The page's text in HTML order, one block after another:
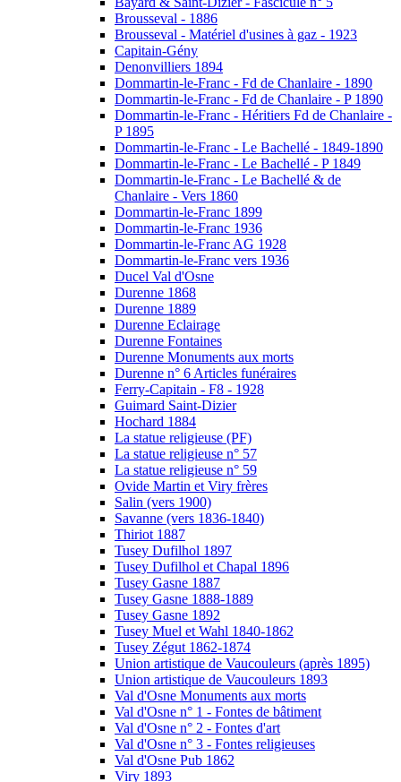
Brousseval - 1886
Brousseval - Matériel d'usines à gaz - 1923
Capitain-Gény
Denonvilliers 1894
Dommartin-le-Franc - Fd de Chanlaire - 1890
Dommartin-le-Franc - Fd de Chanlaire - P 1890
Dommartin-le-Franc - Héritiers Fd de Chanlaire -
P 1895
Dommartin-le-Franc - Le Bachellé - 1849-1890
Dommartin-le-Franc - Le Bachellé - P 1849
Dommartin-le-Franc - Le Bachellé & de
Chanlaire - Vers 1860
Dommartin-le-Franc 1899
Dommartin-le-Franc 1936
Dommartin-le-Franc AG 1928
Dommartin-le-Franc vers 1936
Ducel Val d'Osne
Durenne 1868
Durenne 1889
Durenne Eclairage
Durenne Fontaines
Durenne Monuments aux morts
Durenne n° 6 Articles funéraires
Ferry-Capitain - F8 - 1928
Guimard Saint-Dizier
Hochard 1884
La statue religieuse (PF)
La statue religieuse n° 57
La statue religieuse n° 59
Ovide Martin et Viry frères
Salin (vers 1900)
Savanne (vers 1836-1840)
Thiriot 1887
Tusey Dufilhol 1897
Tusey Dufilhol et Chapal 1896
Tusey Gasne 1887
Tusey Gasne 1888-1889
Tusey Gasne 1892
Tusey Muel et Wahl 1840-1862
Tusey Zégut 1862-1874
Union artistique de Vaucouleurs (après 1895)
Union artistique de Vaucouleurs 1893
Val d'Osne Monuments aux morts
Val d'Osne n° 1 - Fontes de bâtiment
Val d'Osne n° 2 - Fontes d'art
Val d'Osne n° 3 - Fontes religieuses
Val d'Osne Pub 1862
Viry 1893